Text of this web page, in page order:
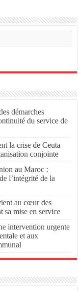
démarches
du service de
la crise de Ceuta
conjointe
au Maroc :
l’intégrité de la
au cœur des
sa mise en service
intervention urgente
et aux